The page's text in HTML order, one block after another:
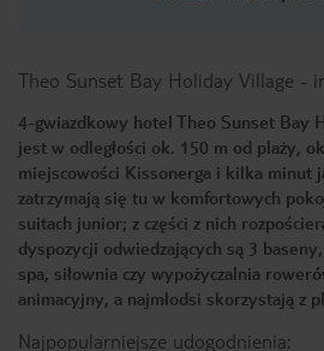
Theo Sunset Bay Holiday Village -
4-gwiazdkowy hotel Theo Sunset Bay
jest w odległości ok. 150 m od plaży,
miejscowości Kissonerga i kilka minut
zatrzymają się tu w komfortowych
suitach junior; z części z nich
dyspozycji odwiedzających są 3
spa, siłownia czy wypożyczalnia
animacyjny, a najmłodsi skorzystają z
Najpopularniejsze udogodnienia: